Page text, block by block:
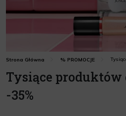
Strona Główna % PROMOCJE
Tysiące produktów
-35%